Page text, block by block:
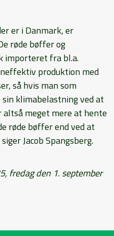
er i Danmark, er
røde bøffer og
importeret fra bl.a.
produktion med
så hvis man som
klimabelastning ved at
altså meget mere at hente
røde bøffer end ved at
Jacob Spangsberg.
fredag den 1. september